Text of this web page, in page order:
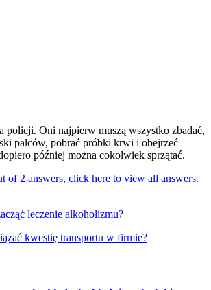
policji. Oni najpierw muszą wszystko zbadać,
palców, pobrać próbki krwi i obejrzeć
później można cokolwiek sprzątać.
of 2 answers, click here to view all answers.
leczenie alkoholizmu?
kwestię transportu w firmie?